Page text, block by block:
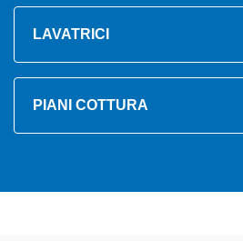
LAVATRICI
PIANI COTTURA